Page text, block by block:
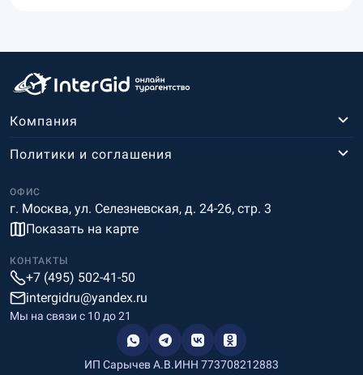
Компания
ОФИС
г. Москва, ул. Селезневская, д. 24-26, стр. 3
Показать на карте
Политики и соглашения
КОНТАКТЫ
+7 (495) 502-41-50
intergidru@yandex.ru
Мы на связи c 10 до 21
ИП Сарычев А.В.ИНН 773708212883